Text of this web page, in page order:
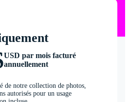
USD par mois facturé
annuellement
de notre collection de photos,
autorisés pour un usage